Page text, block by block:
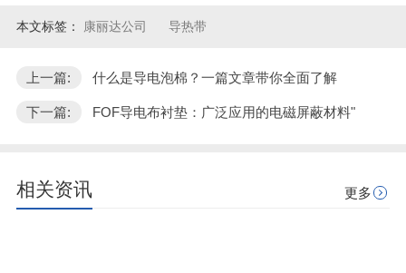
本文标签： 康丽达公司 导热带
上一篇: 什么是导电泡棉？一篇文章带你全面了解
下一篇: FOF导电布衬垫：广泛应用的电磁屏蔽材料"
相关资讯 更多